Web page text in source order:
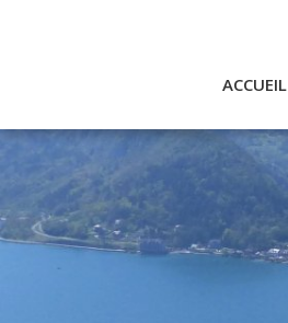
ACCUEIL